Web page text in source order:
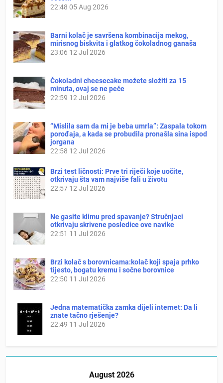
22:48 05 Aug 2026
Barni kolač je savršena kombinacija mekog,
mirisnog biskvita i glatkog čokoladnog ganaša
23:06 12 Jul 2026
Čokoladni cheesecake možete složiti za 15
minuta, ovaj se ne peče
22:59 12 Jul 2026
“Mislila sam da mi je beba umrla”: Zaspala tokom
porođaja, a kada se probudila pronašla sina ispod
jorgana
22:58 12 Jul 2026
Brzi test ličnosti: Prve tri riječi koje uočite,
otkrivaju šta vam najviše fali u životu
22:57 12 Jul 2026
Ne gasite klimu pred spavanje? Stručnjaci
otkrivaju skrivene posledice ove navike
22:51 11 Jul 2026
Brzi kolač s borovnicama:kolač koji spaja prhko
tijesto, bogatu kremu i sočne borovnice
22:50 11 Jul 2026
Jedna matematička zamka dijeli internet: Da li
znate tačno rješenje?
22:49 11 Jul 2026
August 2026